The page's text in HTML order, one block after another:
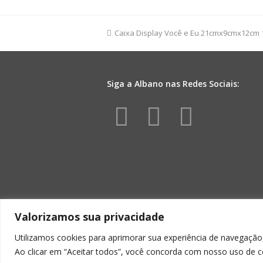
Valorizamos sua privacidade
Utilizamos cookies para aprimorar sua experiência de
Ao clicar em “Aceitar todos”, você concorda com nosso uso de
Pink
quantidade
previous
Caixa Display Você e Eu
Siga a Albano nas Redes Sociais:
Facebook